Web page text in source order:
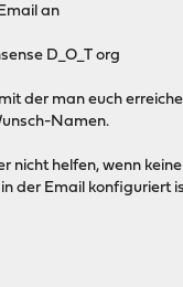
an
D_O_T org
der man euch
Namen.
nicht helfen, wenn keine
der Email konfiguriert